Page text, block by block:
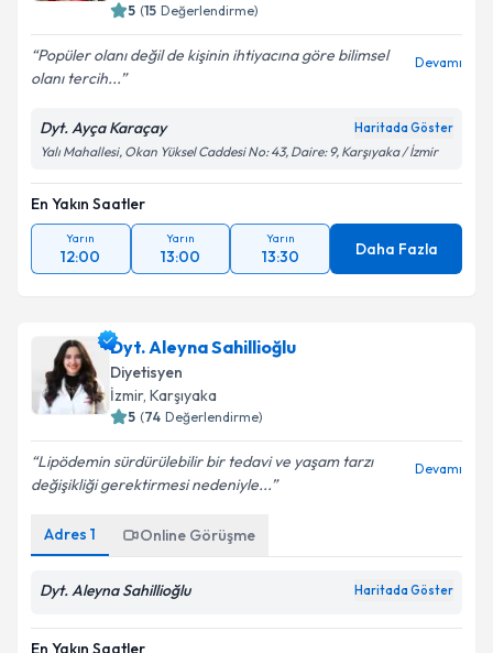
5 (15 Değerlendirme)
Popüler olanı değil de kişinin ihtiyacına göre bilimsel
olanı tercih...
Devamı
Dyt. Ayça Karaçay Haritada Göster
Yalı Mahallesi, Okan Yüksel Caddesi No: 43, Daire: 9, Karşıyaka / İzmir
En Yakın Saatler
Yarın
12:00
Yarın
13:00
Yarın
13:30 Daha Fazla
Dyt. Aleyna Sahillioğlu
Diyetisyen
İzmir, Karşıyaka
5 (74 Değerlendirme)
Lipödemin sürdürülebilir bir tedavi ve yaşam tarzı
değişikliği gerektirmesi nedeniyle...
Devamı
Adres 1 Online Görüşme
Dyt. Aleyna Sahillioğlu Haritada Göster
En Yakın Saatler